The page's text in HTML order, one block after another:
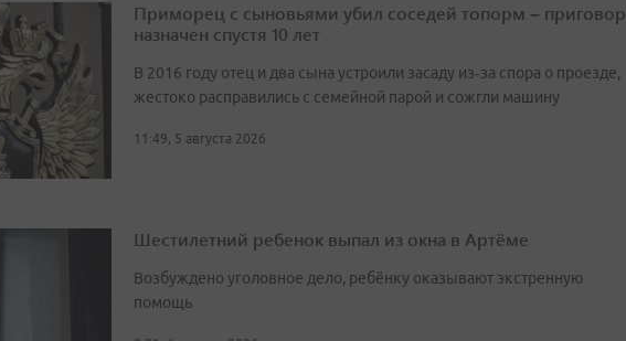
Приморец с сыновьями убил соседей топорм – приговор
назначен спустя 10 лет
В 2016 году отец и два сына устроили засаду из‑за спора о проезде,
жестоко расправились с семейной парой и сожгли машину
11:49, 5 августа 2026
Шестилетний ребенок выпал из окна в Артёме
Возбуждено уголовное дело, ребёнку оказывают экстренную
помощь